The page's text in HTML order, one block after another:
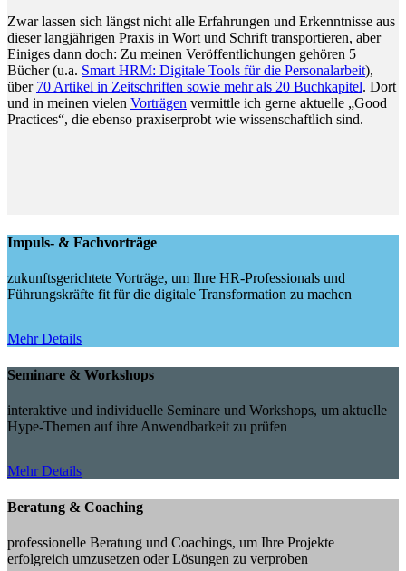
Zwar lassen sich längst nicht alle Erfahrungen und Erkenntnisse aus
dieser langjährigen Praxis in Wort und Schrift transportieren, aber
Einiges dann doch: Zu meinen Veröffentlichungen gehören 5
Bücher (u.a. Smart HRM: Digitale Tools für die Personalarbeit),
über 70 Artikel in Zeitschriften sowie mehr als 20 Buchkapitel. Dort
und in meinen vielen Vorträgen vermittle ich gerne aktuelle „Good
Practices“, die ebenso praxiserprobt wie wissenschaftlich sind.
Impuls- & Fachvorträge
zukunftsgerichtete Vorträge, um Ihre HR-Professionals und
Führungskräfte fit für die digitale Transformation zu machen
Mehr Details
Seminare & Workshops
interaktive und individuelle Seminare und Workshops, um aktuelle
Hype-Themen auf ihre Anwendbarkeit zu prüfen
Mehr Details
Beratung & Coaching
professionelle Beratung und Coachings, um Ihre Projekte
erfolgreich umzusetzen oder Lösungen zu verproben